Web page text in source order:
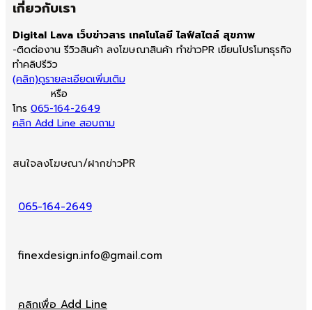
เกี่ยวกับเรา
Digital Lava เว็บข่าวสาร เทคโนโลยี ไลฟ์สไตล์ สุขภาพ
-ติดต่องาน รีวิวสินค้า ลงโฆษณาสินค้า ทำข่าวPR เขียนโปรโมทธุรกิจ
ทำคลิปรีวิว
(คลิก)ดูรายละเอียดเพิ่มเติม
หรือ
โทร 065-164-2649
คลิก Add Line สอบถาม
สนใจลงโฆษณา/ฝากข่าวPR
065-164-2649
finexdesign.info@gmail.com
คลิกเพื่อ Add Line